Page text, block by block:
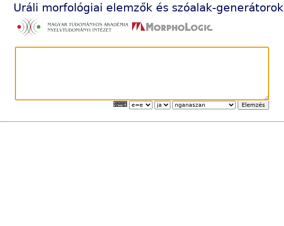
Uráli morfológiai elemzők és szóalak-generátorok